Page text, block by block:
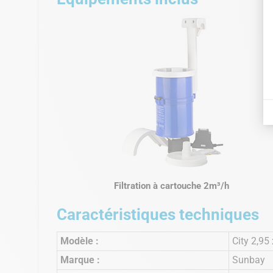
Filtration à cartouche 2m³/h
Caractéristiques techniques
Modèle :
City 2,95
Marque :
Sunbay